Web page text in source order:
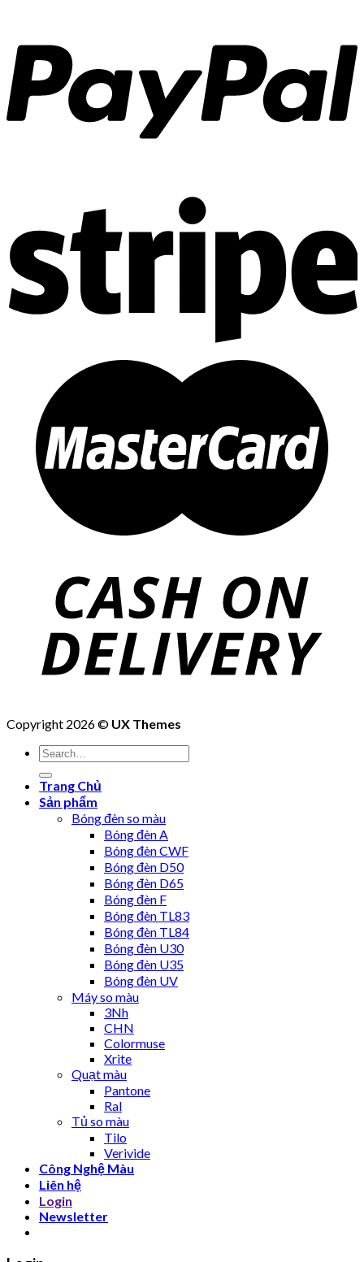
Copyright 2026 © UX Themes
Trang Chủ
Sản phẩm
Bóng đèn so màu
Bóng đèn A
Bóng đèn CWF
Bóng đèn D50
Bóng đèn D65
Bóng đèn F
Bóng đèn TL83
Bóng đèn TL84
Bóng đèn U30
Bóng đèn U35
Bóng đèn UV
Máy so màu
3Nh
CHN
Colormuse
Xrite
Quạt màu
Pantone
Ral
Tủ so màu
Tilo
Verivide
Công Nghệ Màu
Liên hệ
Login
Newsletter